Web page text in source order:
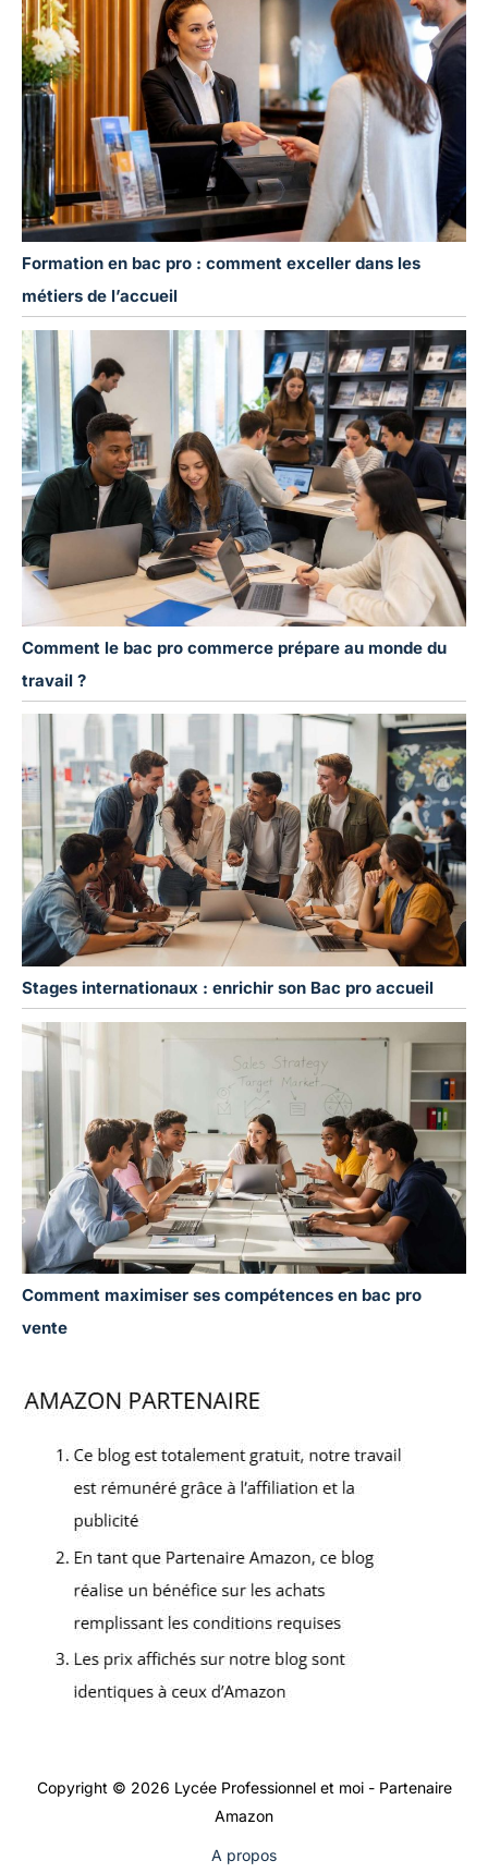
Formation en bac pro : comment exceller dans les
métiers de l’accueil
Comment le bac pro commerce prépare au monde du
travail ?
Stages internationaux : enrichir son Bac pro accueil
Comment maximiser ses compétences en bac pro
vente
Copyright © 2026 Lycée Professionnel et moi - Partenaire
Amazon
A propos